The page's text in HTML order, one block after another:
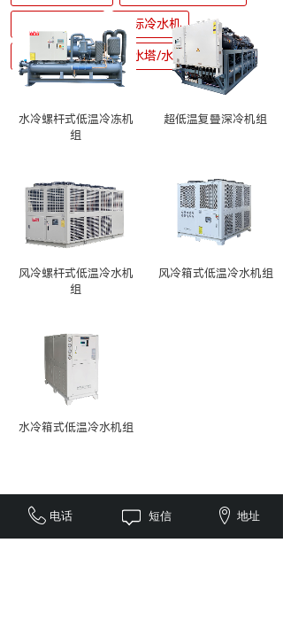
非标冷水机
水式/油式模温机 水塔/水箱/水泵
水冷螺杆式低温冷冻机
组
超低温复叠深冷机组
风冷螺杆式低温冷水机
组
风冷箱式低温冷水机组
水冷箱式低温冷水机组
电话 短信 地址